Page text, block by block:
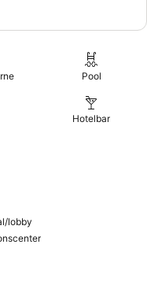
Pool
Hotelbar
lobby